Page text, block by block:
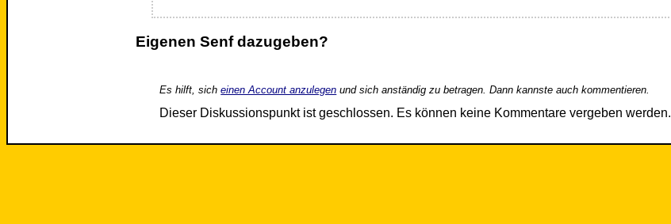
Eigenen Senf dazugeben?
Es hilft, sicheinen Account anzulegen und sich anständig zu betragen. Dann kannste auch kommentieren.
Dieser Diskussionspunkt ist geschlossen. Es können keine Kommentare vergeben werden.